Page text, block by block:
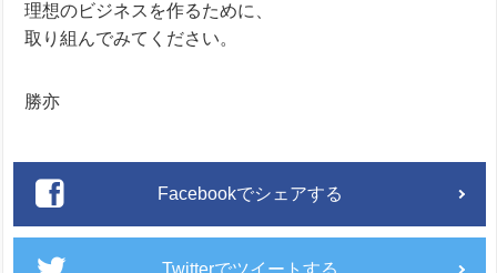
理想のビジネスを作るために、
取り組んでみてください。
勝亦
Facebookでシェアする